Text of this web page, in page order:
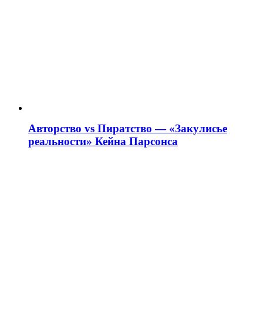
Авторство vs Пиратство — «Закулисье
реальности» Кейна Парсонса